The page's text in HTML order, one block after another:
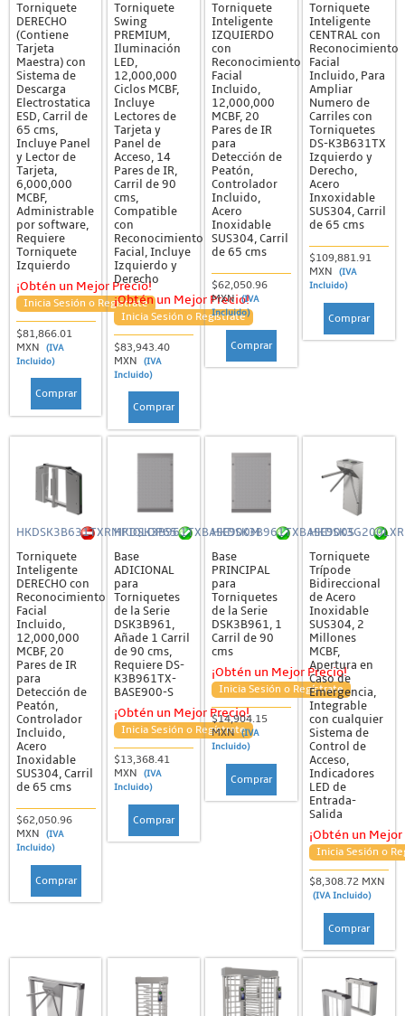
Torniquete
DERECHO
(Contiene
Tarjeta
Maestra) con
Sistema de
Descarga
Electrostatica
ESD, Carril de
65 cms,
Incluye Panel
y Lector de
Tarjeta,
6,000,000
MCBF,
Administrable
por software,
Requiere
Torniquete
Izquierdo
¡Obtén un Mejor Precio!
Inicia Sesión o Regístrate
$81,866.01
MXN
(IVA
Incluido)
Comprar
Torniquete
Swing
PREMIUM,
Iluminación
LED,
12,000,000
Ciclos MCBF,
Incluye
Lectores de
Tarjeta y
Panel de
Acceso, 14
Pares de IR,
Carril de 90
cms,
Compatible
con
Reconocimiento
Facial, Incluye
Izquierdo y
Derecho
¡Obtén un Mejor Precio!
Inicia Sesión o Regístrate
$83,943.40
MXN
(IVA
Incluido)
Comprar
Torniquete
Inteligente
IZQUIERDO
con
Reconocimiento
Facial
Incluido,
12,000,000
MCBF, 20
Pares de IR
para
Detección de
Peatón,
Controlador
Incluido,
Acero
Inoxidable
SUS304, Carril
de 65 cms
$62,050.96
MXN(IVA
Incluido)
Comprar
Torniquete
Inteligente
CENTRAL con
Reconocimiento
Facial
Incluido, Para
Ampliar
Numero de
Carriles con
Torniquetes
DS-K3B631TX
Izquierdo y
Derecho,
Acero
Inxoxidable
SUS304, Carril
de 65 cms
$109,881.91
MXN
(IVA
Incluido)
Comprar
HKDSK3B631TXRMPIQLDP65
Torniquete
Inteligente
DERECHO con
Reconocimiento
Facial
Incluido,
12,000,000
MCBF, 20
Pares de IR
para
Detección de
Peatón,
Controlador
Incluido,
Acero
Inoxidable
SUS304, Carril
de 65 cms
$62,050.96
MXN
(IVA
Incluido)
Comprar
HKDSK3B961TXBASE900M
Base
ADICIONAL
para
Torniquetes
de la Serie
DSK3B961,
Añade 1 Carril
de 90 cms,
Requiere DS-
K3B961TX-
BASE900-S
¡Obtén un Mejor Precio!
Inicia Sesión o Regístrate
$13,368.41
MXN
(IVA
Incluido)
Comprar
HKDSK3B961TXBASE900S
Base
PRINCIPAL
para
Torniquetes
de la Serie
DSK3B961, 1
Carril de 90
cms
¡Obtén un Mejor Precio!
Inicia Sesión o Regístrate
$14,904.15
MXN(IVA
Incluido)
Comprar
Torniquete
Trípode
Bidireccional
de Acero
Inoxidable
SUS304, 2
Millones
MCBF,
Apertura en
Caso de
Emergencia,
Integrable
con cualquier
Sistema de
Control de
Acceso,
Indicadores
LED de
Entrada-
Salida
¡Obtén un
Inicia Sesión o
$8,308.72 MXN
(IVA Incluido)
Comprar